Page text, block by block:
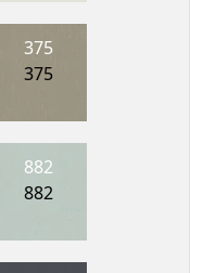
375
375
882
882